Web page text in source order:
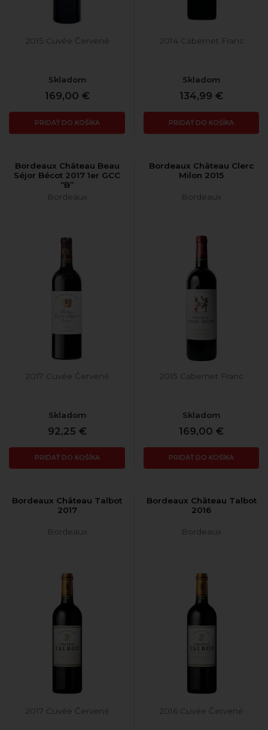
2015 Cuvée Červené
Skladom
169,00 €
PRIDAŤ DO KOŠÍKA
2014 Cabernet Franc
Skladom
134,99 €
PRIDAŤ DO KOŠÍKA
Bordeaux Château Beau
Séjor Bécot 2017 1er GCC
“B”
Bordeaux
2017 Cuvée Červené
Skladom
92,25 €
PRIDAŤ DO KOŠÍKA
Bordeaux Château Clerc
Milon 2015
Bordeaux
2015 Cabernet Franc
Skladom
169,00 €
PRIDAŤ DO KOŠÍKA
Bordeaux Château Talbot
2017
Bordeaux
2017 Cuvée Červené
Bordeaux Château Talbot
2016
Bordeaux
2016 Cuvée Červené